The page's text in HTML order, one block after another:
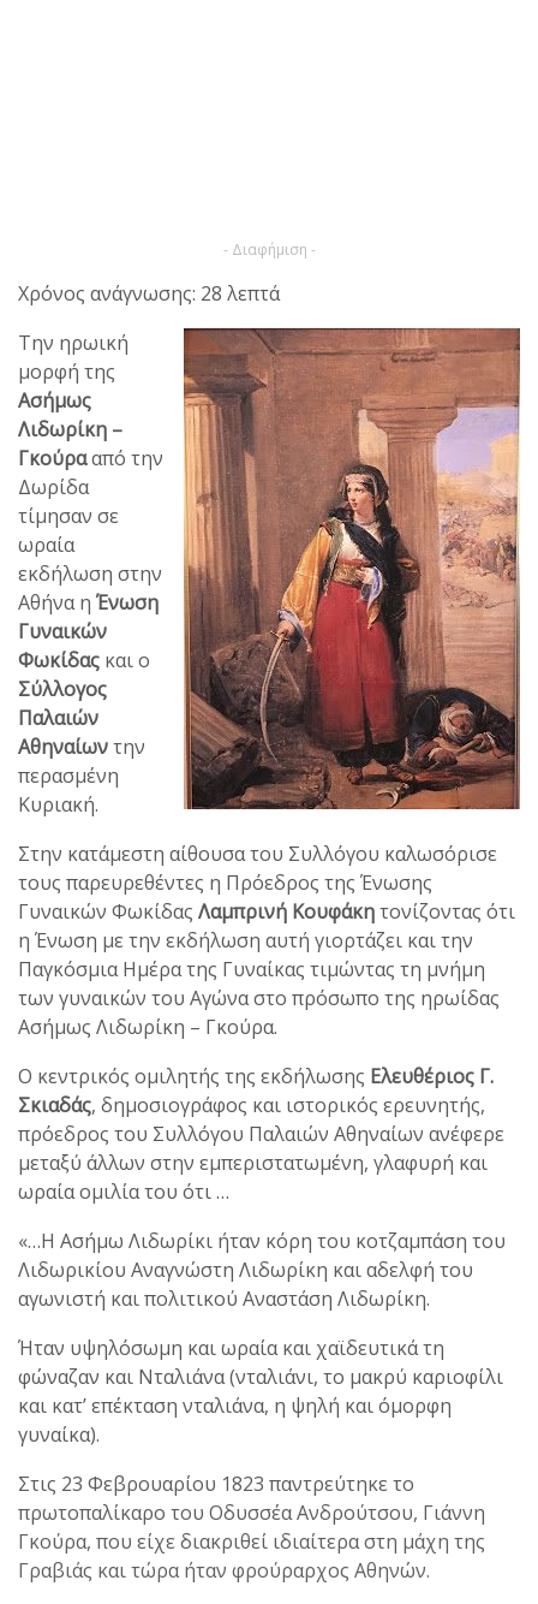
- Διαφήμιση -
Χρόνος ανάγνωσης: 28 λεπτά
Την ηρωική
μορφή της
Ασήμως
Λιδωρίκη –
Γκούρααπό την
Δωρίδα
τίμησαν σε
ωραία
εκδήλωση στην
Αθήνα η Ένωση
Γυναικών
Φωκίδας και ο
Σύλλογος
Παλαιών
Αθηναίωντην
περασμένη
Κυριακή.
Στην κατάμεστη αίθουσα του Συλλόγου καλωσόρισε
τους παρευρεθέντες η Πρόεδρος της Ένωσης
Γυναικών Φωκίδας Λαμπρινή Κουφάκητονίζοντας ότι
η Ένωση με την εκδήλωση αυτή γιορτάζει και την
Παγκόσμια Ημέρα της Γυναίκας τιμώντας τη μνήμη
των γυναικών του Αγώνα στο πρόσωπο της ηρωίδας
Ασήμως Λιδωρίκη – Γκούρα.
Ο κεντρικός ομιλητής της εκδήλωσης Ελευθέριος Γ.
Σκιαδάς, δημοσιογράφος και ιστορικός ερευνητής,
πρόεδρος του Συλλόγου Παλαιών Αθηναίων ανέφερε
μεταξύ άλλων στην εμπεριστατωμένη, γλαφυρή και
ωραία ομιλία του ότι …
«…Η Ασήμω Λιδωρίκι ήταν κόρη του κοτζαμπάση του
Λιδωρικίου Αναγνώστη Λιδωρίκη και αδελφή του
αγωνιστή και πολιτικού Αναστάση Λιδωρίκη.
Ήταν υψηλόσωμη και ωραία και χαϊδευτικά τη
φώναζαν και Νταλιάνα (νταλιάνι, το μακρύ καριοφίλι
και κατ’ επέκταση νταλιάνα, η ψηλή και όμορφη
γυναίκα).
Στις 23 Φεβρουαρίου 1823 παντρεύτηκε το
πρωτοπαλίκαρο του Οδυσσέα Ανδρούτσου, Γιάννη
Γκούρα, που είχε διακριθεί ιδιαίτερα στη μάχη της
Γραβιάς και τώρα ήταν φρούραρχος Αθηνών.